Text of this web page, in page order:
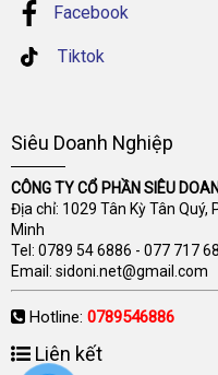
Facebook
Tiktok
Siêu Doanh Nghiệp
CÔNG TY CỔ PHẦN SIÊU
Địa chỉ: 1029 Tân Kỳ Tân Quý,
Minh
Tel: 0789 54 6886 - 077 717
Email: sidoni.net@gmail.com
Hotline: 0789546886
Liên kết